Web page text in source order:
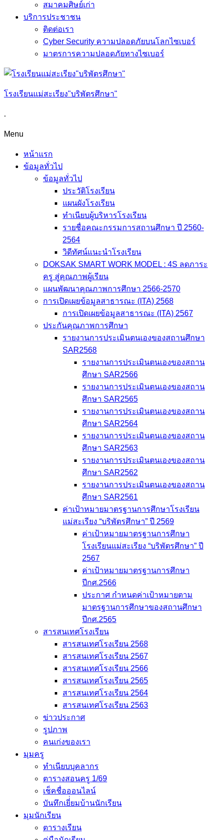
สมาคมศิษย์เก่า
บริการประชาชน
ติดต่อเรา
Cyber Security ความปลอดภัยบนโลกไซเบอร์
มาตรการความปลอดภัยทางไซเบอร์
โรงเรียนแม่สะเรียง"บริพัตรศึกษา"
.
Menu
หน้าแรก
ข้อมูลทั่วไป
ข้อมูลทั่วไป
ประวัติโรงเรียน
แผนผังโรงเรียน
ทำเนียบผู้บริหารโรงเรียน
รายชื่อคณะกรรมการสถานศึกษา ปี 2560-
2564
วิดีทัศน์แนะนำโรงเรียน
DOKSAK SMART WORK MODEL : 4S ลดภาระ
ครู สู่คุณภาพผู้เรียน
แผนพัฒนาคุณภาพการศึกษา 2566-2570
การเปิดเผยข้อมูลสาธารณะ (ITA) 2568
การเปิดเผยข้อมูลสาธารณะ (ITA) 2567
ประกันคุณภาพการศึกษา
รายงานการประเมินตนเองของสถานศึกษา
SAR2568
รายงานการประเมินตนเองของสถาน
ศึกษา SAR2566
รายงานการประเมินตนเองของสถาน
ศึกษา SAR2565
รายงานการประเมินตนเองของสถาน
ศึกษา SAR2564
รายงานการประเมินตนเองของสถาน
ศึกษา SAR2563
รายงานการประเมินตนเองของสถาน
ศึกษา SAR2562
รายงานการประเมินตนเองของสถาน
ศึกษา SAR2561
ค่าเป้าหมายมาตรฐานการศึกษาโรงเรียน
แม่สะเรียง “บริพัตรศึกษา” ปี 2569
ค่าเป้าหมายมาตรฐานการศึกษา
โรงเรียนแม่สะเรียง “บริพัตรศึกษา” ปี
2567
ค่าเป้าหมายมาตรฐานการศึกษา
ปีกศ.2566
ประกาศ กำหนดค่าเป้าหมายตาม
มาตรฐานการศึกษาของสถานศึกษา
ปีกศ.2565
สารสนเทศโรงเรียน
สารสนเทศโรงเรียน 2568
สารสนเทศโรงเรียน 2567
สารสนเทศโรงเรียน 2566
สารสนเทศโรงเรียน 2565
สารสนเทศโรงเรียน 2564
สารสนเทศโรงเรียน 2563
ข่าวประกาศ
รูปภาพ
คนเก่งของเรา
มุมครู
ทำเนียบบุคลากร
ตารางสอนครู 1/69
เช็คชื่อออนไลน์
บันทึกเยี่่ยมบ้านนักเรียน
มุมนักเรียน
ตารางเรียน